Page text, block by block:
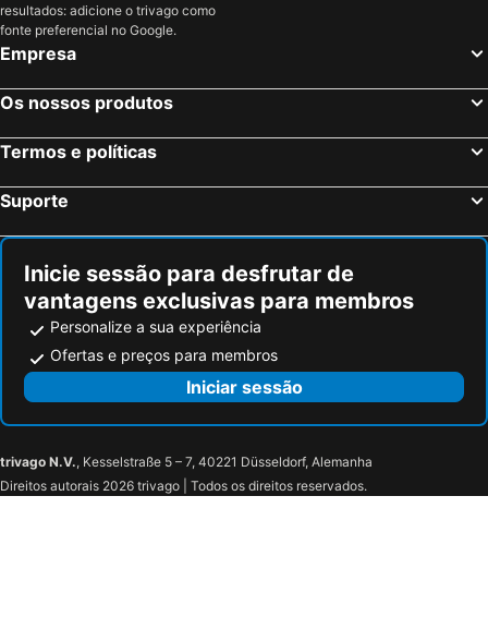
Erlangen, Baviera Hotéis
Unterföhring, Baviera Hotéis
Dusseldorf, Renânia do Norte-Vestfália Hotéis
Stuttgart, Bade-Vurtemberga Hotéis
Dresden, Saxónia Hotéis
resultados: adicione o trivago como
fonte preferencial no Google.
Empresa
Os nossos produtos
Termos e políticas
Suporte
Inicie sessão para desfrutar de
vantagens exclusivas para membros
Personalize a sua experiência
Ofertas e preços para membros
Iniciar sessão
trivago N.V., Kesselstraße 5 – 7, 40221 Düsseldorf, Alemanha
Direitos autorais 2026 trivago | Todos os direitos reservados.